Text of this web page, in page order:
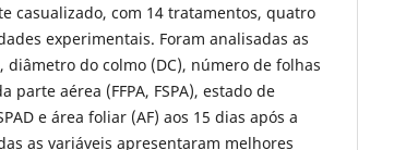
casualizado, com 14 tratamentos, quatro
experimentais. Foram analisadas as
diâmetro do colmo (DC), número de folhas
parte aérea (FFPA, FSPA), estado de
e área foliar (AF) aos 15 dias após a
as variáveis apresentaram melhores